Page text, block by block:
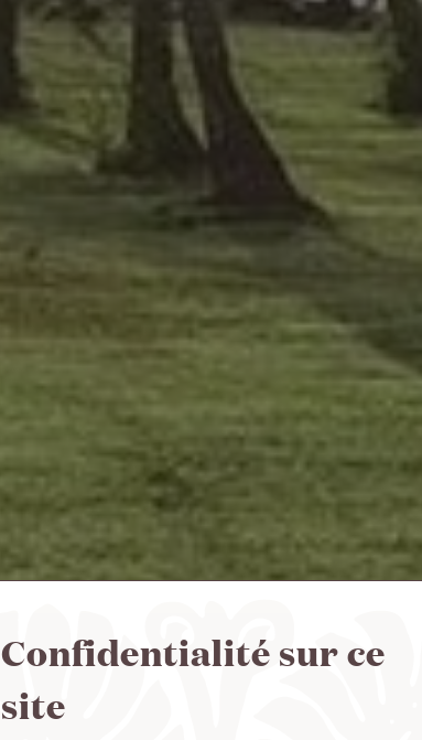
Confidentialité sur ce
site